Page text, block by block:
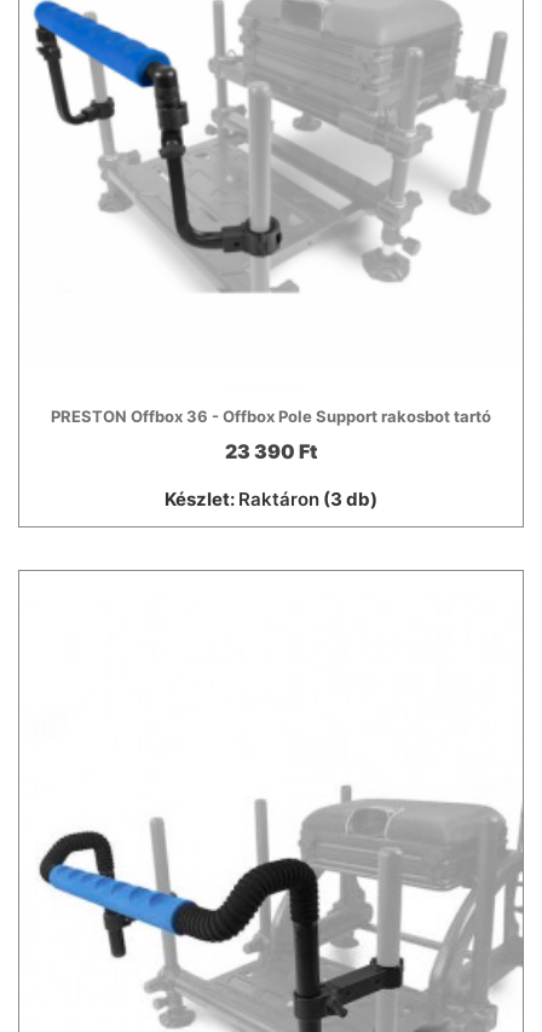
PRESTON Offbox 36 - Offbox Pole Support rakosbot tartó
23 390 Ft
Készlet: Raktáron (3 db)